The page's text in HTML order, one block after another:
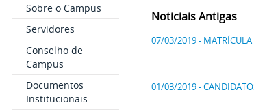
Sobre o Campus
Servidores
Conselho de
Campus
Documentos
Institucionais
Noticiais Antigas
07/03/2019 -
01/03/2019 -